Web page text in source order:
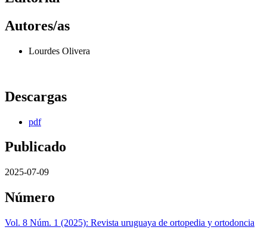
Autores/as
Lourdes Olivera
Descargas
pdf
Publicado
2025-07-09
Número
Vol. 8 Núm. 1 (2025): Revista uruguaya de ortopedia y ortodoncia